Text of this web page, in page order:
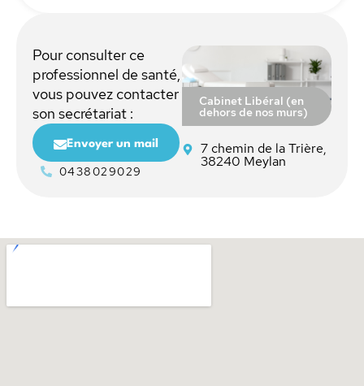
Pour consulter ce
professionnel de santé,
vous pouvez contacter
son secrétariat :
Envoyer un mail
0438029029
Cabinet Libéral (en
dehors de nos murs)
7 chemin de la Trière,
38240 Meylan